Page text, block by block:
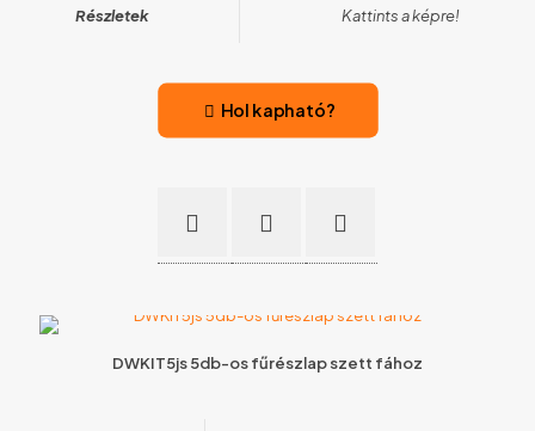
Részletek Kattints a képre!
Hol kapható?
DWKIT5js 5db-os fűrészlap szett fához